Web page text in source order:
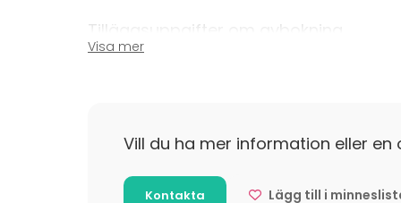
Tilläggsuppgifter om avbokning
Visa mer
Vill du ha mer information eller en
Kontakta Lägg till i